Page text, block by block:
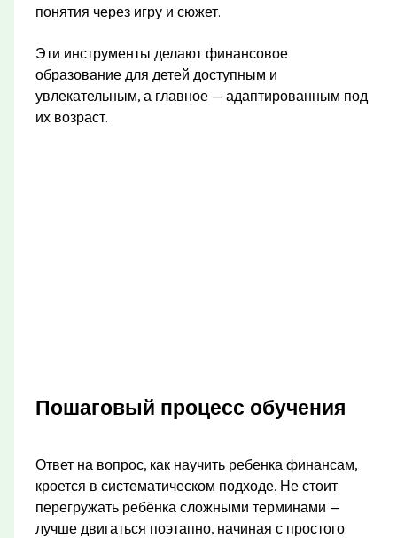
понятия через игру и сюжет.
Эти инструменты делают финансовое
образование для детей доступным и
увлекательным, а главное — адаптированным под
их возраст.
Пошаговый процесс обучения
Ответ на вопрос, как научить ребенка финансам,
кроется в систематическом подходе. Не стоит
перегружать ребёнка сложными терминами —
лучше двигаться поэтапно, начиная с простого: